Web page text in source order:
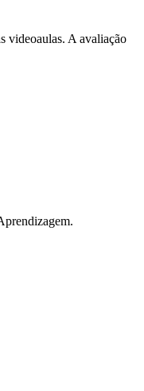
videoaulas. A avaliação